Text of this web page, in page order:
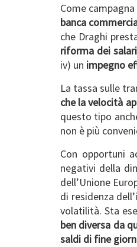
Come
banca
che Draghi
riforma dei
iv) un impegno
La tassa sulle
che la velocità
questo tipo
non è più
Con opportuni
negativi della
dell’Unione
di residenza
volatilità. Sta
ben diversa da
saldi di fine